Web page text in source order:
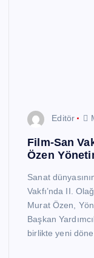
Editör
Film-San
Özen
Sanat
Vakfı’nda II.
Murat Özen,
Başkan
birlikte yeni